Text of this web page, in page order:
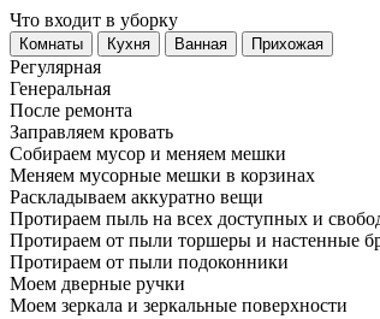
Что входит в уборку
Регу­лярная
Гене­ральная
После ремонта
Заправляем кровать
Собираем мусор и меняем мешки
Меняем мусорные мешки в корзинах
Раскладываем аккуратно вещи
Протираем пыль на всех доступных и
Протираем от пыли торшеры и настенные
Протираем от пыли подоконники
Моем дверные ручки
Моем зеркала и зеркальные поверхности